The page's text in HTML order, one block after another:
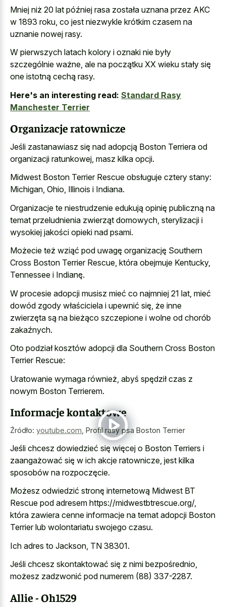
Mniej niż 20 lat później rasa została uznana przez AKC
w 1893 roku, co jest niezwykle krótkim czasem na
uznanie nowej rasy.
W pierwszych latach kolory i oznaki nie były
szczególnie ważne, ale na początku XX wieku stały się
one istotną cechą rasy.
Here's an interesting read: Standard Rasy
Manchester Terrier
Organizacje ratownicze
Jeśli zastanawiasz się nad adopcją Boston Terriera od
organizacji ratunkowej, masz kilka opcji.
Midwest Boston Terrier Rescue obsługuje cztery stany:
Michigan, Ohio, Illinois i Indiana.
Organizacje te niestrudzenie edukują opinię publiczną na
temat przeludnienia zwierząt domowych, sterylizacji i
wysokiej jakości opieki nad psami.
Możecie też wziąć pod uwagę organizację Southern
Cross Boston Terrier Rescue, która obejmuje Kentucky,
Tennessee i Indianę.
W procesie adopcji musisz mieć co najmniej 21 lat, mieć
dowód zgody właściciela i upewnić się, że inne
zwierzęta są na bieżąco szczepione i wolne od chorób
zakaźnych.
Oto podział kosztów adopcji dla Southern Cross Boston
Terrier Rescue:
Uratowanie wymaga również, abyś spędził czas z
nowym Boston Terrierem.
Informacje kontaktowe
Źródło: youtube.com Profil rasy psa Boston Terrier
Jeśli chcesz dowiedzieć się więcej o Boston Terriers i
zaangażować się w ich akcje ratownicze, jest kilka
sposobów na rozpoczęcie.
Możesz odwiedzić stronę internetową Midwest BT
Rescue pod adresem https://midwestbtrescue.org/,
która zawiera cenne informacje na temat adopcji Boston
Terrier lub wolontariatu swojego czasu.
Ich adres to Jackson, TN 38301.
Jeśli chcesz skontaktować się z nimi bezpośrednio,
możesz zadzwonić pod numerem (88) 337-2287.
Allie - Oh1529